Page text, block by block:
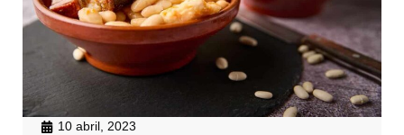
10 abril, 2023